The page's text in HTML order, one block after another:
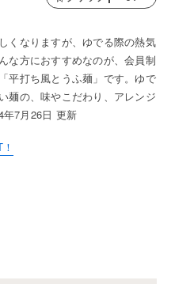
くなりますが、ゆでる際の熱気
な方におすすめなのが、会員制
平打ち風とうふ麺」です。ゆで
麺の、味やこだわり、アレンジ
年7月26日 更新